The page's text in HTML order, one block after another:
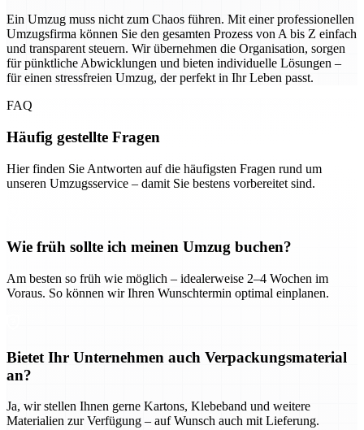
Ein Umzug muss nicht zum Chaos führen. Mit einer professionellen
Umzugsfirma können Sie den gesamten Prozess von A bis Z einfach
und transparent steuern. Wir übernehmen die Organisation, sorgen
für pünktliche Abwicklungen und bieten individuelle Lösungen –
für einen stressfreien Umzug, der perfekt in Ihr Leben passt.
FAQ
Häufig gestellte Fragen
Hier finden Sie Antworten auf die häufigsten Fragen rund um
unseren Umzugsservice – damit Sie bestens vorbereitet sind.
Wie früh sollte ich meinen Umzug buchen?
Am besten so früh wie möglich – idealerweise 2–4 Wochen im
Voraus. So können wir Ihren Wunschtermin optimal einplanen.
Bietet Ihr Unternehmen auch Verpackungsmaterial
an?
Ja, wir stellen Ihnen gerne Kartons, Klebeband und weitere
Materialien zur Verfügung – auf Wunsch auch mit Lieferung.